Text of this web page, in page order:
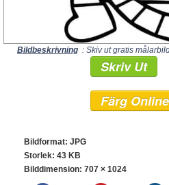
Bildbeskrivning : Skiv ut gratis
Skriv Ut
Färg Online
Bildformat: JPG
Storlek: 43 KB
Bilddimension: 707 × 1024